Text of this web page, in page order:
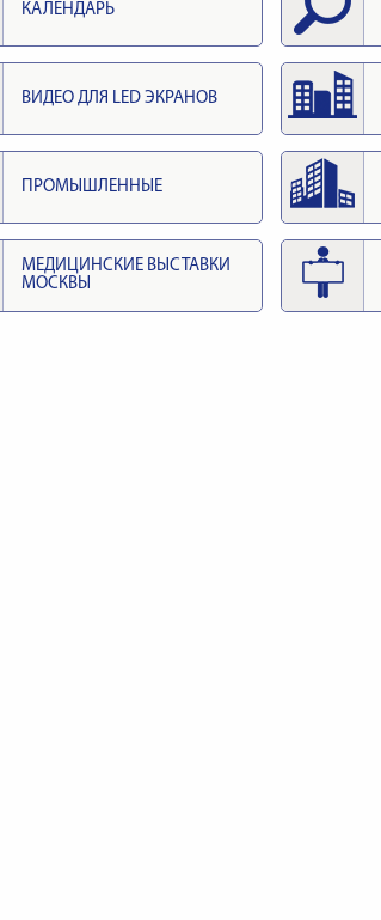
КАЛЕНДАРЬ
ВИДЕО ДЛЯ LED ЭКРАНОВ
ПРОМЫШЛЕННЫЕ
МЕДИЦИНСКИЕ ВЫСТАВКИ
МОСКВЫ